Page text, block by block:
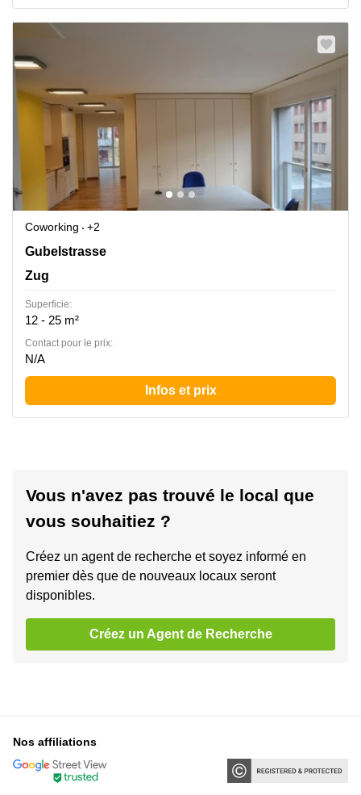
Coworking
+2
Gubelstrasse 12, Zug
Gubelstrasse
Zug
Superficie:
12 - 25 m²
Contact pour le prix:
N/A
Infos et prix
Vous n'avez pas trouvé le local que
vous souhaitiez ?
Créez un agent de recherche et soyez informé en
premier dès que de nouveaux locaux seront
disponibles.
Créez un Agent de Recherche
Nos affiliations